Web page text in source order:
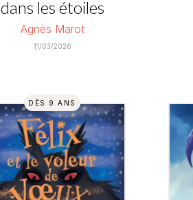
dans les étoiles
Agnès Marot
11/03/2026
DÈS 9 ANS